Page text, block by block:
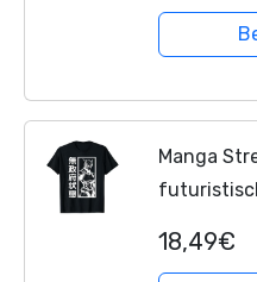
Manga
18,49€